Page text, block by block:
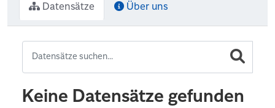
Datensätze Über uns
Keine Datensätze gefunden